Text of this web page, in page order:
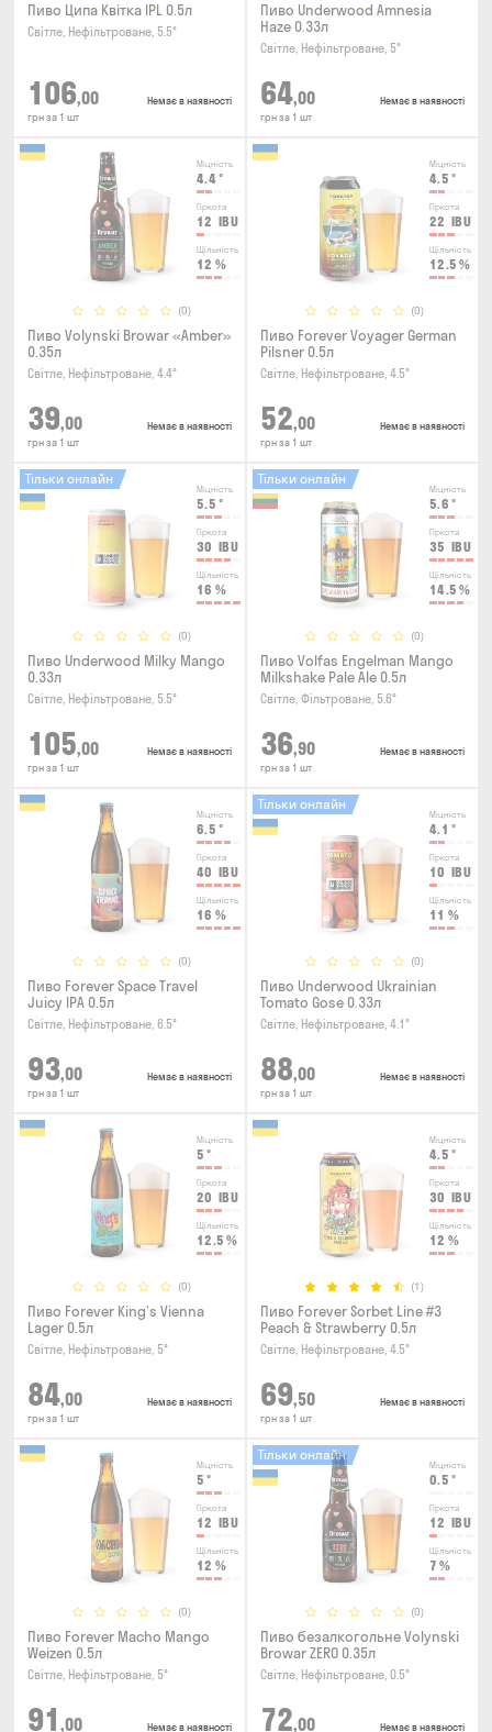
Пиво Ципа Квітка IPL 0.5л
Світле, Нефільтроване, 5.5°
106,00
грн за 1 шт
Немає в наявності
Пиво Underwood Amnesia
Haze 0.33л
Світле, Нефільтроване, 5°
64,00
грн за 1 шт
Немає в наявності
Міцність
4.4 °
Гіркота
12 IBU
Щільність
12 %
(0)
Пиво Volynski Browar «Amber»
0.35л
Світле, Нефільтроване, 4.4°
39,00
грн за 1 шт
Немає в наявності
Міцність
4.5 °
Гіркота
22 IBU
Щільність
12.5 %
(0)
Пиво Forever Voyager German
Pilsner 0.5л
Світле, Нефільтроване, 4.5°
52,00
грн за 1 шт
Немає в наявності
Міцність
5.5 °
Гіркота
30 IBU
Щільність
16 %
(0)
Тільки онлайн
Пиво Underwood Milky Mango
0.33л
Світле, Нефільтроване, 5.5°
105,00
грн за 1 шт
Немає в наявності
Міцність
5.6 °
Гіркота
35 IBU
Щільність
14.5 %
(0)
Тільки онлайн
Пиво Volfas Engelman Mango
Milkshake Pale Ale 0.5л
Світле, Фільтроване, 5.6°
36,90
грн за 1 шт
Немає в наявності
Міцність
6.5 °
Гіркота
40 IBU
Щільність
16 %
(0)
Пиво Forever Space Travel
Juicy IPA 0.5л
Світле, Нефільтроване, 6.5°
93,00
грн за 1 шт
Немає в наявності
Міцність
4.1 °
Гіркота
10 IBU
Щільність
11 %
(0)
Тільки онлайн
Пиво Underwood Ukrainian
Tomato Gose 0.33л
Світле, Нефільтроване, 4.1°
88,00
грн за 1 шт
Немає в наявності
Міцність
5 °
Гіркота
20 IBU
Щільність
12.5 %
(0)
Пиво Forever King’s Vienna
Lager 0.5л
Світле, Нефільтроване, 5°
84,00
грн за 1 шт
Немає в наявності
Міцність
4.5 °
Гіркота
30 IBU
Щільність
12 %
(1)
Пиво Forever Sorbet Line #3
Peach & Strawberry 0.5л
Світле, Нефільтроване, 4.5°
69,50
грн за 1 шт
Немає в наявності
Міцність
5 °
Гіркота
12 IBU
Щільність
12 %
(0)
Пиво Forever Macho Mango
Weizen 0.5л
Світле, Нефільтроване, 5°
91 ,00 Немає в наявності
Міцність
0.5 °
Гіркота
12 IBU
Щільність
7 %
(0)
Тільки онлайн
Пиво безалкогольне Volynski
Browar ZERO 0.35л
Світле, Нефільтроване, 0.5°
72,00 Немає в наявності